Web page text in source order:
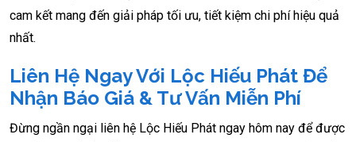
cam kết mang đến giải pháp tối ưu, tiết kiệm chi phí hiệu quả
nhất.
Liên Hệ Ngay Với Lộc Hiếu Phát Để
Nhận Báo Giá & Tư Vấn Miễn Phí
Đừng ngần ngại liên hệ Lộc Hiếu Phát ngay hôm nay để được